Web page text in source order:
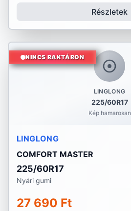
Részletek
LINGLONG
225/60R17
Kép hamarosan
NINCS RAKTÁRON
LINGLONG
COMFORT MASTER
225/60R17
Nyári gumi
27 690 Ft